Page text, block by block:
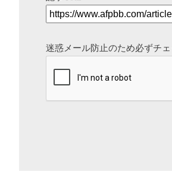
迷惑メール防止のため必ずチ